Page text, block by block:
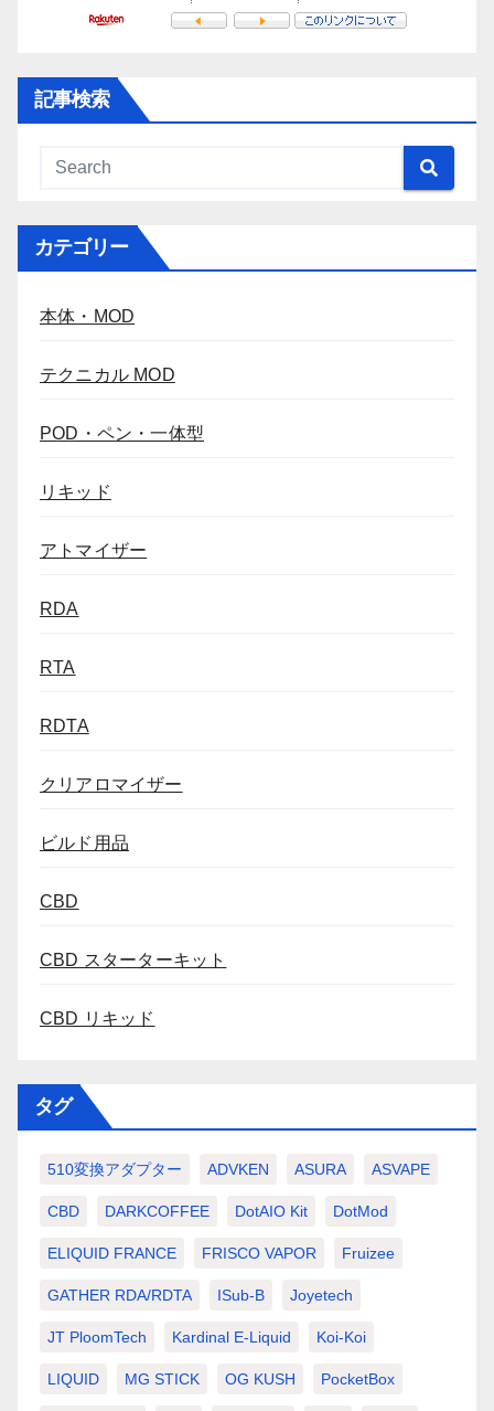
記事検索
カテゴリー
本体・MOD
テクニカル MOD
POD・ペン・一体型
リキッド
アトマイザー
RDA
RTA
RDTA
クリアロマイザー
ビルド用品
CBD
CBD スターターキット
CBD リキッド
タグ
510変換アダプター ADVKEN ASURA ASVAPE
CBD DARKCOFFEE DotAIO Kit DotMod
ELIQUID FRANCE FRISCO VAPOR Fruizee
GATHER RDA/RDTA ISub-B Joyetech
JT PloomTech Kardinal E-Liquid Koi-Koi
LIQUID MG STICK OG KUSH PocketBox